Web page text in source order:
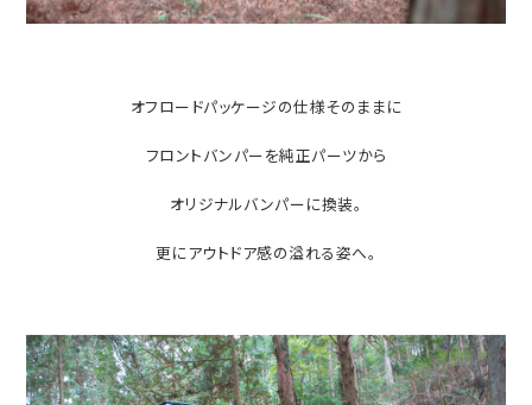
オフロードパッケージの仕様そのままに
フロントバンパーを純正パーツから
オリジナルバンパーに換装。
更にアウトドア感の溢れる姿へ。